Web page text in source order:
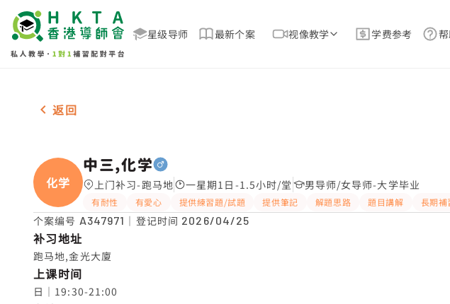
星级导师 最新个案 视像教学 学费参考
男-1名 中三,化学，跑马地 补习推介
返回
化学
中三,化学
上门补习-跑马地 一星期1日-1.5小时/堂 男导师/女导师-大学毕业
有耐性 有愛心 提供練習題/試題 提供筆記 解題思路 題目講解 長期補
个案编号 A347971 ｜登记时间 2026/04/25
补习地址
跑马地,金光大廈
上课时间
日｜19:30-21:00